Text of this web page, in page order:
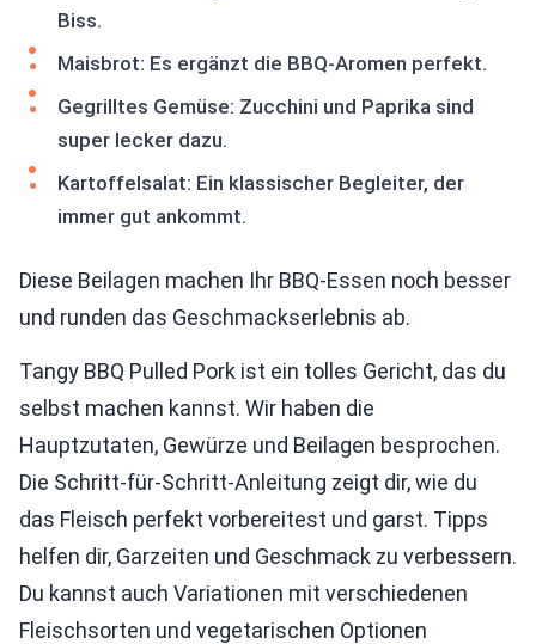
Biss.
Maisbrot: Es ergänzt die BBQ-Aromen perfekt.
Gegrilltes Gemüse: Zucchini und Paprika sind
super lecker dazu.
Kartoffelsalat: Ein klassischer Begleiter, der
immer gut ankommt.
Diese Beilagen machen Ihr BBQ-Essen noch besser
und runden das Geschmackserlebnis ab.
Tangy BBQ Pulled Pork ist ein tolles Gericht, das du
selbst machen kannst. Wir haben die
Hauptzutaten, Gewürze und Beilagen besprochen.
Die Schritt-für-Schritt-Anleitung zeigt dir, wie du
das Fleisch perfekt vorbereitest und garst. Tipps
helfen dir, Garzeiten und Geschmack zu verbessern.
Du kannst auch Variationen mit verschiedenen
Fleischsorten und vegetarischen Optionen